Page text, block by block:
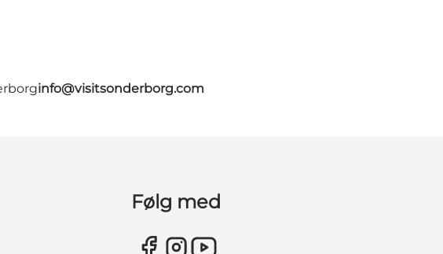
info@visitsonderborg.com
Følg med